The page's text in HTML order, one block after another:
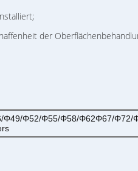
der
Φ49/Φ52/Φ55/Φ58/Φ62Φ67/Φ72/